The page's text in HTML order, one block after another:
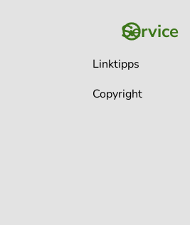
Service
Linktipps
Copyright